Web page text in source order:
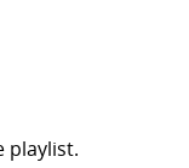
playlist.